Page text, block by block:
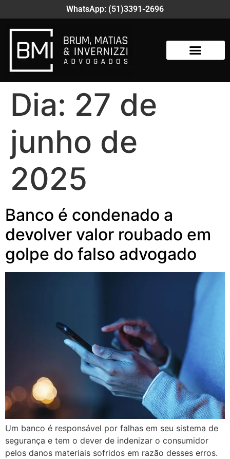
WhatsApp: (51)3391-2696
Dia: 27 de
junho de
2025
Banco é condenado a
devolver valor roubado em
golpe do falso advogado
Um banco é responsável por falhas em seu sistema de
segurança e tem o dever de indenizar o consumidor
pelos danos materiais sofridos em razão desses erros.